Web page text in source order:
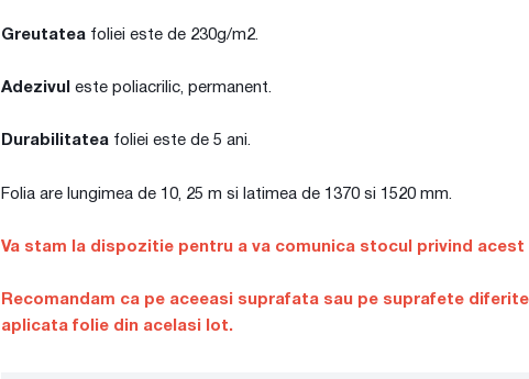
Greutatea foliei este de 230g/m2.
Adezivul este poliacrilic, permanent.
Durabilitatea foliei este de 5 ani.
Folia are lungimea de 10, 25 m si latimea de 1370 si 1520 mm.
Va stam la dispozitie pentru a va comunica stocul privind
Recomandam ca pe aceeasi suprafata sau pe suprafete
aplicata folie din acelasi lot.